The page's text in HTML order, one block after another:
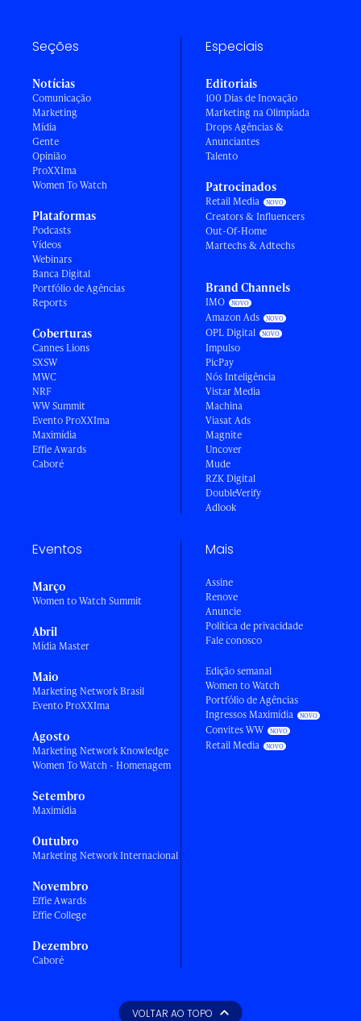
Seções
Notícias
Comunicação
Marketing
Mídia
Gente
Opinião
ProXXIma
Women To Watch
Plataformas
Podcasts
Vídeos
Webinars
Banca Digital
Portfólio de Agências
Reports
Coberturas
Cannes Lions
SXSW
MWC
NRF
WW Summit
Evento ProXXIma
Maximídia
Effie Awards
Caboré
Especiais
Editoriais
100 Dias de Inovação
Marketing na Olimpíada
Drops Agências &
Anunciantes
Talento
Patrocinados
Retail Media
Creators & Influencers
Out-Of-Home
Martechs & Adtechs
Brand Channels
IMO
Amazon Ads
OPL Digital
Impulso
PicPay
Nós Inteligência
Vistar Media
Machina
Viasat Ads
Magnite
Uncover
Mude
RZK Digital
DoubleVerify
Adlook
Eventos
Março
Women to Watch Summit
Abril
Mídia Master
Maio
Marketing Network Brasil
Evento ProXXIma
Agosto
Marketing Network Knowledge
Women To Watch - Homenagem
Setembro
Maximídia
Outubro
Marketing Network Internacional
Novembro
Effie Awards
Effie College
Dezembro
Caboré
Mais
Assine
Renove
Anuncie
Política de privacidade
Fale conosco
Edição semanal
Women to Watch
Portfólio de Agências
Ingressos Maximídia
Convites WW
Retail Media
VOLTAR AO TOPO